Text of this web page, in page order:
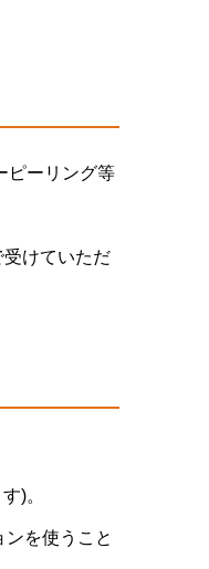
ピーリング等
けていただ
)。
を使うこと